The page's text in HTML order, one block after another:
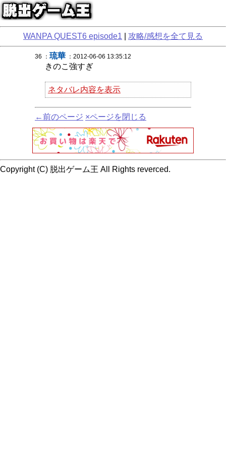
WANPA QUEST6 episode1 攻略/感想を全て見る
36 ： 琉華 ：2012-06-06 13:35:12
きのこ強すぎ
ネタバレ内容を表示
←前のページ ×ページを閉じる
Copyright (C) 脱出ゲーム王 All Rights reverced.